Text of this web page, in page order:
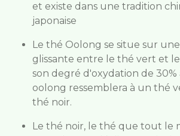
et existe dans une tradition
japonaise
Le thé Oolong se situe sur
glissante entre le thé vert et
son degré d'oxydation de 30%
oolong ressemblera à un thé
thé noir.
Le thé noir, le thé que tout le